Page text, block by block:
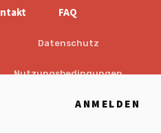
ANMELDEN
FAQ
Datenschutz
Nutzungsbedingungen
Haftungsausschluss